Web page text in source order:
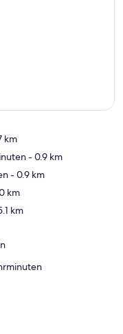
km
- 0.9 km
- 0.9 km
km
km